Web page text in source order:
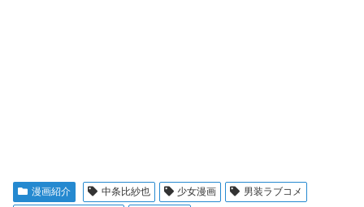
漫画紹介 中条比紗也 少女漫画
男装ラブコメ